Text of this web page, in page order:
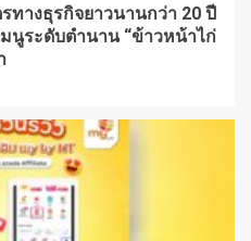
ทางธุรกิจยาวนานกว่า 20 ปี
นูระดับตำนาน “ข้าวหน้าไก่